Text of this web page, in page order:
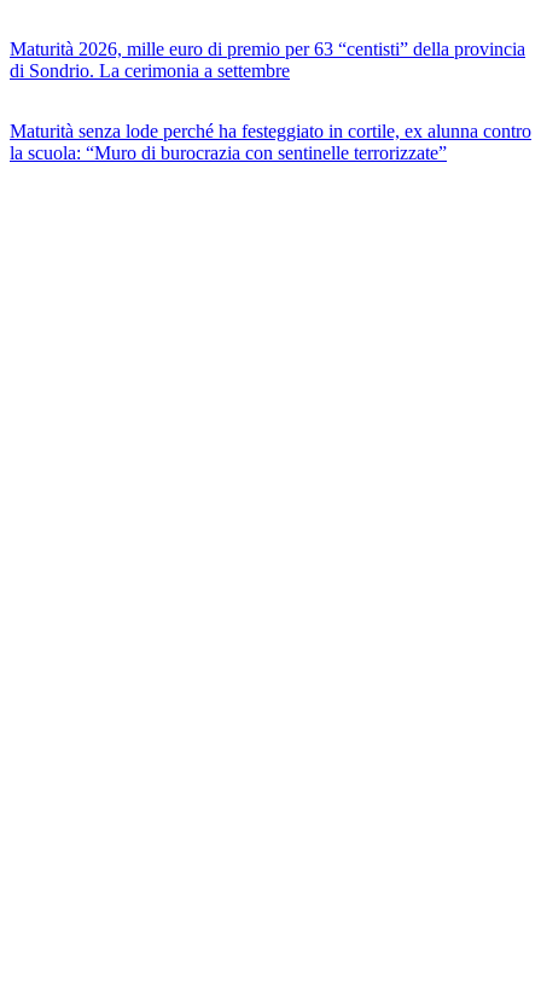
Maturità 2026, mille euro di premio per 63 “centisti” della provincia
di Sondrio. La cerimonia a settembre
Maturità senza lode perché ha festeggiato in cortile, ex alunna contro
la scuola: “Muro di burocrazia con sentinelle terrorizzate”